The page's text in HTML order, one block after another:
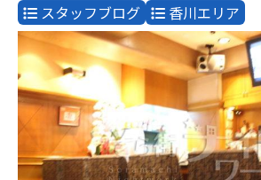
スタッフブログ
香川エリア